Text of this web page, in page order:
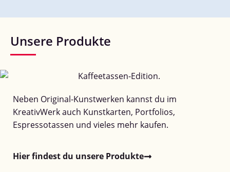
Unsere Produkte
Neben Original-Kunstwerken kannst du im
KreativWerk auch Kunstkarten, Portfolios,
Espressotassen und vieles mehr kaufen.
Hier findest du unsere Produkte